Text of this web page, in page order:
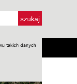
takich danych